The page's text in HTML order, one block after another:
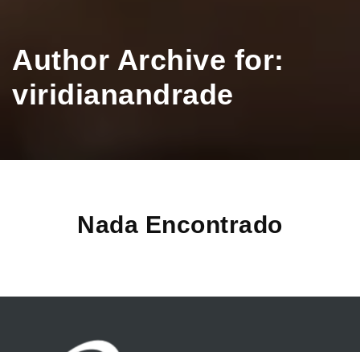
Author Archive for:
viridianandrade
Nada Encontrado